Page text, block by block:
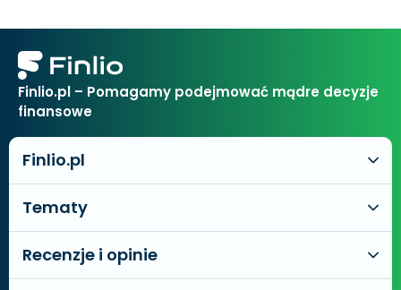
Finlio.pl – Pomagamy podejmować mądre decyzje
finansowe
Finlio.pl
Tematy
Recenzje i opinie